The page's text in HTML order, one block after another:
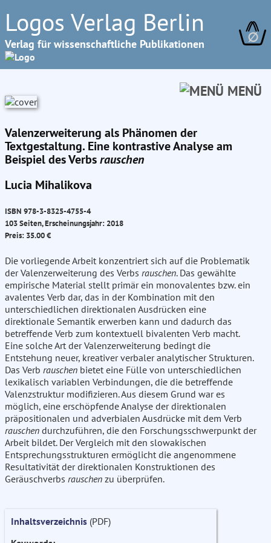
Logos Verlag Berlin
Verlag für wissenschaftliche Publikationen ∅
MENÜ
Valenzerweiterung als Phänomen der
Textgestaltung. Eine kontrastive Analyse am
Beispiel des Verbsrauschen
Lucia Mihalikova
ISBN 978-3-8325-4755-4
103 Seiten, Erscheinungsjahr: 2018
Preis: 35.00 €
Die vorliegende Arbeit konzentriert sich auf die Problematik
der Valenzerweiterung des Verbs rauschen. Das gewählte
empirische Material stellt primär ein monovalentes bzw. ein
avalentes Verb dar, das in der Kombination mit den
unterschiedlichen direktionalen Ausdrücken eine
direktionale Semantik erwerben kann und dadurch das
betreffende Verb zum kontextuell bivalenten Verb macht.
Eine solche Art der Valenzerweiterung bedingt die
Entstehung neuer, kreativer verbaler analytischer Strukturen.
Das Verb rauschen bietet eine Fülle von unterschiedlichen
lexikalisch variablen Verbindungen, die die betreffende
Valenzstruktur modifizieren. Aus diesem Grund war es
möglich, eine erschöpfende Analyse der direktionalen
präpositionalen und adverbialen Ausdrücke mit dem Verb
rauschen durchzuführen, die den Forschungsschwerpunkt der
Arbeit bildet. Der Vergleich mit den slowakischen
Entsprechungsstrukturen ermöglicht die angenommene
Resultativität der direktionalen Konstruktionen des
Geräuschverbs rauschen zu überprüfen.
Inhaltsverzeichnis (PDF)